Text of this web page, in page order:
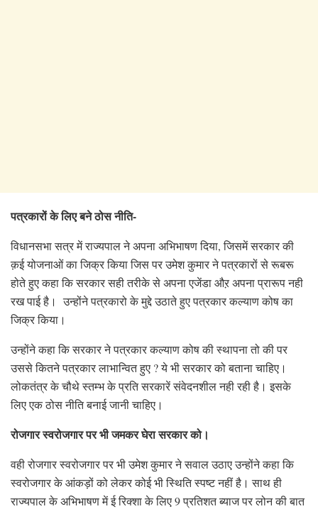
पत्रकारों के लिए बने ठोस नीति-
विधानसभा सत्र में राज्यपाल ने अपना अभिभाषण दिया, जिसमें सरकार की
क़ई योजनाओं का जिक्र किया जिस पर उमेश कुमार ने पत्रकारों से रूबरू
होते हुए कहा कि सरकार सही तरीके से अपना एजेंडा औऱ अपना प्रारूप नही
रख पाई है। उन्होंने पत्रकारो के मुद्दे उठाते हुए पत्रकार कल्याण कोष का
जिक्र किया।
उन्होंने कहा कि सरकार ने पत्रकार कल्याण कोष की स्थापना तो की पर
उससे कितने पत्रकार लाभान्वित हुए ? ये भी सरकार को बताना चाहिए।
लोकतंत्र के चौथे स्तम्भ के प्रति सरकारें संवेदनशील नही रही है। इसके
लिए एक ठोस नीति बनाई जानी चाहिए।
रोजगार स्वरोजगार पर भी जमकर घेरा सरकार को।
वही रोजगार स्वरोजगार पर भी उमेश कुमार ने सवाल उठाए उन्होंने कहा कि
स्वरोजगार के आंकड़ों को लेकर कोई भी स्थिति स्पष्ट नहीं है। साथ ही
राज्यपाल के अभिभाषण में ई रिक्शा के लिए 9 प्रतिशत ब्याज पर लोन की बात